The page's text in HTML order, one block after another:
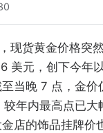
现货黄金价格突
美元，创下今年
当晚 7 点，金价
年内最高点已大
店的饰品挂牌价